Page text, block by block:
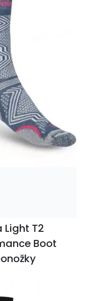
Light T2
Boot